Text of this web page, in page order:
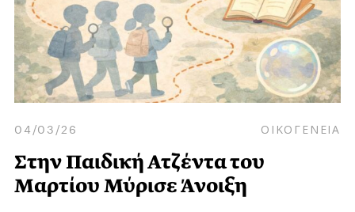
04/03/26 ΟΙΚΟΓΕΝΕΙΑ
Στην Παιδική Ατζέντα του
Μαρτίου Μύρισε Άνοιξη